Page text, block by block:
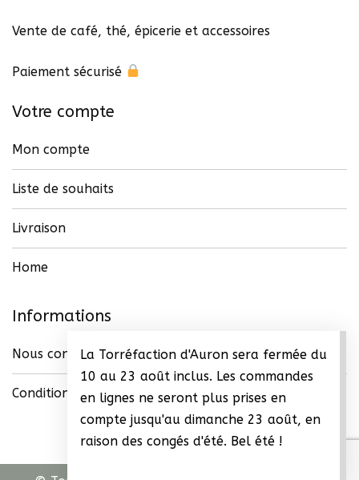
La Torréfaction d'Auron sera fermée du
10 au 23 août inclus. Les commandes
en lignes ne seront plus prises en
compte jusqu'au dimanche 23 août, en
raison des congés d'été. Bel été !
Vente de café, thé, épicerie et accessoires
Paiement sécurisé
Votre compte
Mon compte
Liste de souhaits
Livraison
Home
Informations
Nous contacter
Conditions générales de vente (CGV)